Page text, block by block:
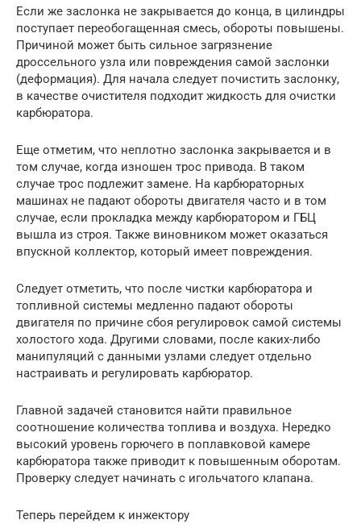
Если же заслонка не закрывается до конца, в цилиндры
поступает переобогащенная смесь, обороты повышены.
Причиной может быть сильное загрязнение
дроссельного узла или повреждения самой заслонки
(деформация). Для начала следует почистить заслонку,
в качестве очистителя подходит жидкость для очистки
карбюратора.
Еще отметим, что неплотно заслонка закрывается и в
том случае, когда изношен трос привода. В таком
случае трос подлежит замене. На карбюраторных
машинах не падают обороты двигателя часто и в том
случае, если прокладка между карбюратором и ГБЦ
вышла из строя. Также виновником может оказаться
впускной коллектор, который имеет повреждения.
Следует отметить, что после чистки карбюратора и
топливной системы медленно падают обороты
двигателя по причине сбоя регулировок самой системы
холостого хода. Другими словами, после каких-либо
манипуляций с данными узлами следует отдельно
настраивать и регулировать карбюратор.
Главной задачей становится найти правильное
соотношение количества топлива и воздуха. Нередко
высокий уровень горючего в поплавковой камере
карбюратора также приводит к повышенным оборотам.
Проверку следует начинать с игольчатого клапана.
Теперь перейдем к инжектору